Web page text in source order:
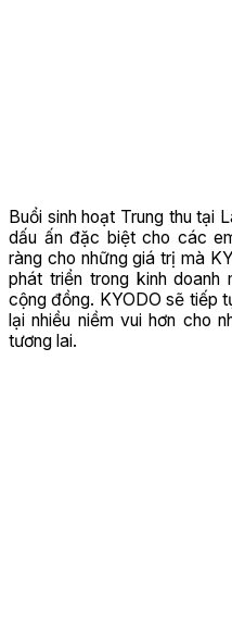
Buổi sinh hoạt Trung thu tại
dấu ấn đặc biệt cho các
ràng cho những giá trị mà
phát triển trong kinh
cộng đồng. KYODO sẽ tiếp
lại nhiều niềm vui hơn cho
tương lai.